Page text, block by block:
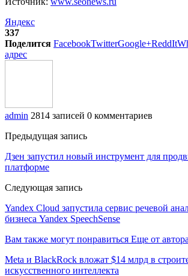
Яндекс
337
Поделится FacebookTwitterGoogle+ReddIt
адрес
admin 2814 записей 0 комментариев
Предыдущая запись
Дзен запустил новый инструмент для
платформе
Следующая запись
Yandex Cloud запустила сервис речевой
бизнеса Yandex SpeechSense
Вам также могут понравиться Еще от автора
Meta и BlackRock вложат $14 млрд в
искусственного интеллекта